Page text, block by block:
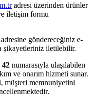
adresi üzerinden ürünler
iletişim formu
göndereceğiniz e-
şikayetleriniz iletilebilir.
42 numarasıyla ulaşılabilen
ve onarım hizmeti sunar.
müşteri memnuniyetini